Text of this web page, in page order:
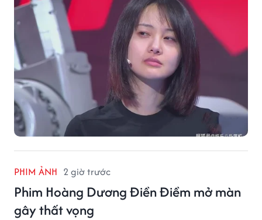
PHIM ẢNH 2 giờ trước
Phim Hoàng Dương Điền Điềm mở màn
gây thất vọng